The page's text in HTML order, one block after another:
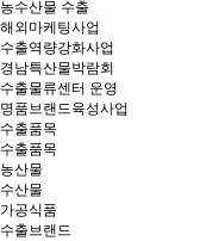
농수산물 수출
해외마케팅사업
수출역량강화사업
경남특산물박람회
수출물류센터 운영
명품브랜드육성사업
수출품목
수출품목
농산물
수산물
가공식품
수출브랜드